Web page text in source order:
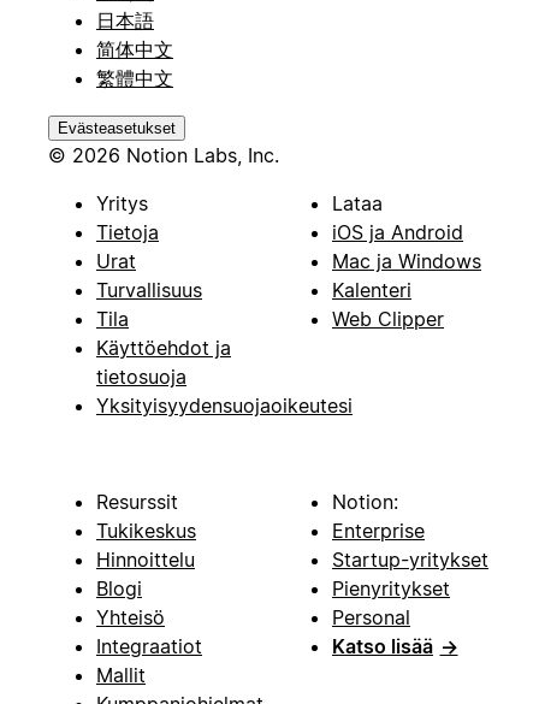
日本語
简体中文
繁體中文
Evästeasetukset
© 2026 Notion Labs, Inc.
Yritys
Tietoja
Urat
Turvallisuus
Tila
Käyttöehdot ja
tietosuoja
Yksityisyydensuojaoikeutesi
Lataa
iOS ja Android
Mac ja Windows
Kalenteri
Web Clipper
Resurssit
Tukikeskus
Hinnoittelu
Blogi
Yhteisö
Integraatiot
Mallit
Notion:
Enterprise
Startup-yritykset
Pienyritykset
Personal
Katso lisää →